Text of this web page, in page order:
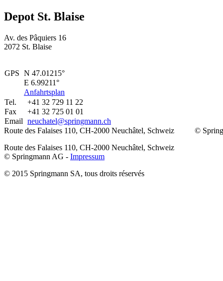
Depot St. Blaise
Av. des Pâquiers 16
2072 St. Blaise
GPS N 47.01215°
E 6.99211°
Anfahrtsplan
Tel.
+41 32 729 11 22
Fax
+41 32 725 01 01
Email neuchatel@springmann.ch
Route des Falaises 110, CH-2000 Neuchâtel, Schweiz
©
Route des Falaises 110, CH-2000 Neuchâtel, Schweiz
© Springmann AG - Impressum
© 2015 Springmann SA, tous droits réservés